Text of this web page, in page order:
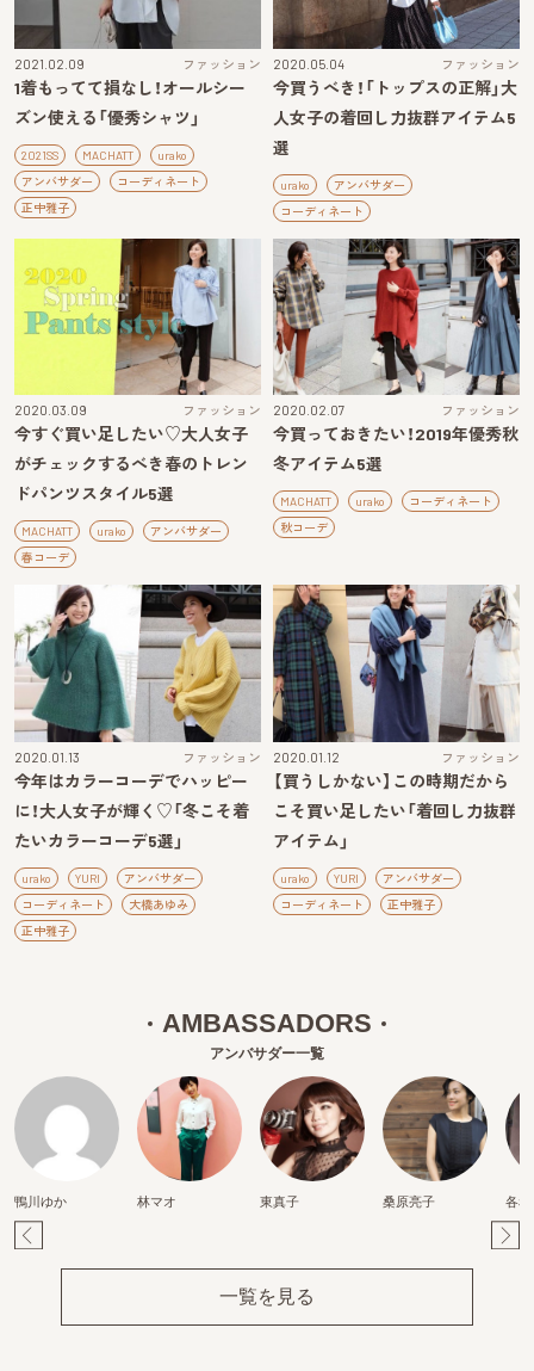
2021.02.09 ファッション
1着もってて損なし！オールシー
ズン使える「優秀シャツ」
2021SS MACHATT
urako
アンバサダー
コーディネート
正中雅子
2020.05.04 ファッション
今買うべき！「トップスの正解」大
人女子の着回し力抜群アイテム5
選
urako
アンバサダー
コーディネート
2020.03.09 ファッション
今すぐ買い足したい♡大人女子
がチェックするべき春のトレン
ドパンツスタイル5選
MACHATT urako
アンバサダー
春コーデ
2020.02.07 ファッション
今買っておきたい！2019年優秀秋
冬アイテム5選
MACHATT urako
コーディネート
秋コーデ
2020.01.13 ファッション
今年はカラーコーデでハッピー
に！大人女子が輝く♡「冬こそ着
たいカラーコーデ5選」
urako YURI
アンバサダー
コーディネート
大橋あゆみ
正中雅子
2020.01.12 ファッション
【買うしかない】この時期だから
こそ買い足したい「着回し力抜群
アイテム」
urako YURI
アンバサダー
コーディネート
正中雅子
AMBASSADORS
アンバサダー一覧
鴨川ゆか 林マオ 東真子 桑原亮子 各務
一覧を見る